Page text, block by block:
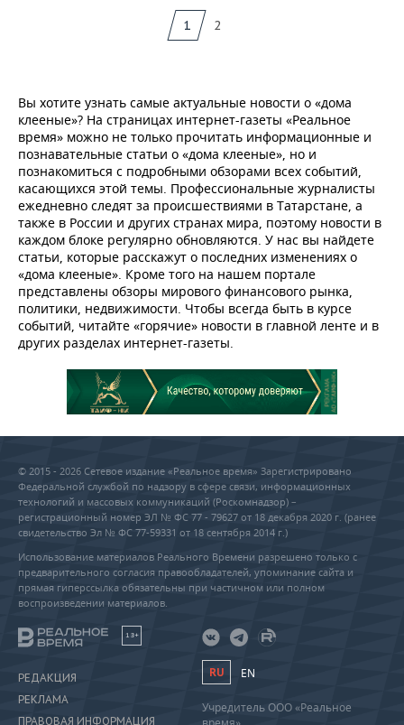
1 2
Вы хотите узнать самые актуальные новости о «дома
клееные»? На страницах интернет-газеты «Реальное
время» можно не только прочитать информационные и
познавательные статьи о «дома клееные», но и
познакомиться с подробными обзорами всех событий,
касающихся этой темы. Профессиональные журналисты
ежедневно следят за происшествиями в Татарстане, а
также в России и других странах мира, поэтому новости в
каждом блоке регулярно обновляются. У нас вы найдете
статьи, которые расскажут о последних изменениях о
«дома клееные». Кроме того на нашем портале
представлены обзоры мирового финансового рынка,
политики, недвижимости. Чтобы всегда быть в курсе
событий, читайте «горячие» новости в главной ленте и в
других разделах интернет-газеты.
© 2015 - 2026 Сетевое издание «Реальное время» Зарегистрировано
Федеральной службой по надзору в сфере связи, информационных
технологий и массовых коммуникаций (Роскомнадзор) –
регистрационный номер ЭЛ № ФС 77 - 79627 от 18 декабря 2020 г. (ранее
свидетельство Эл № ФС 77-59331 от 18 сентября 2014 г.)
Использование материалов Реального Времени разрешено только с
предварительного согласия правообладателей, упоминание сайта и
прямая гиперссылка обязательны при частичном или полном
воспроизведении материалов.
18+
РЕДАКЦИЯ
РЕКЛАМА
ПРАВОВАЯ ИНФОРМАЦИЯ
RU EN
Учредитель ООО «Реальное